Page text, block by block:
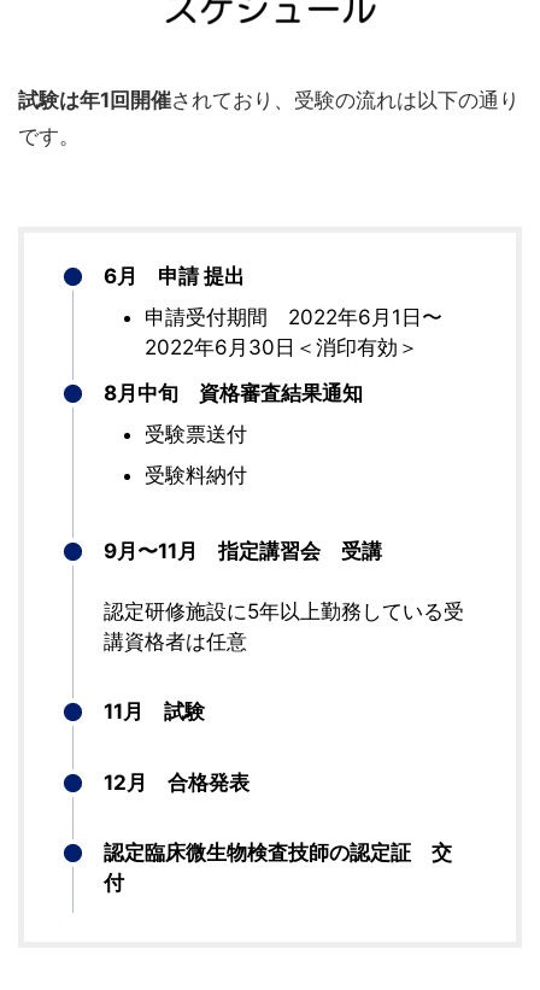
試験は年1回開催されており、受験の流れは以下の通り
です。
6月 申請 提出
申請受付期間 2022年6月1日〜
2022年6月30日＜消印有効＞
8月中旬 資格審査結果通知
受験票送付
受験料納付
9月〜11月 指定講習会 受講
認定研修施設に5年以上勤務している受
講資格者は任意
11月 試験
12月 合格発表
認定臨床微生物検査技師の認定証 交
付